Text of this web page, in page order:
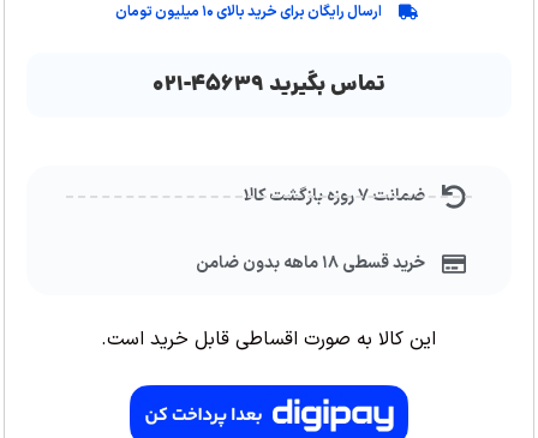
ارسال رایگان برای خرید بالای ۱۰ میلیون تومان
تماس بگیرید ۴۵۶۳۹-۰۲۱
ضمانت ۷ روزه بازگشت کالا
خرید قسطی ۱۸ ماهه بدون ضامن
این کالا به صورت اقساطی قابل خرید است.